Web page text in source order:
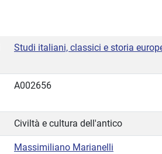
Studi italiani, classici e storia
A002656
Civiltà e cultura dell'antico
Massimiliano Marianelli